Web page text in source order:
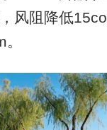
风阻降低